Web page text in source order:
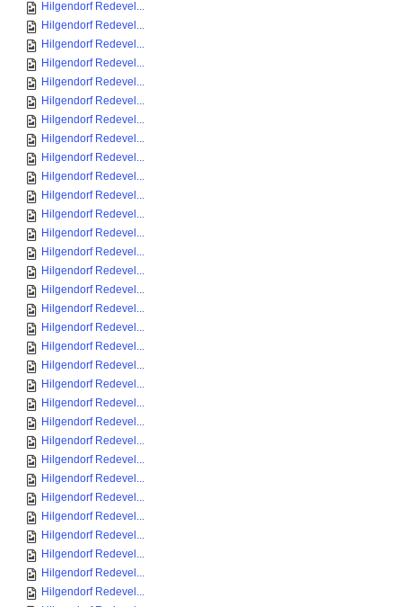
Hilgendorf Redevel...
Hilgendorf Redevel...
Hilgendorf Redevel...
Hilgendorf Redevel...
Hilgendorf Redevel...
Hilgendorf Redevel...
Hilgendorf Redevel...
Hilgendorf Redevel...
Hilgendorf Redevel...
Hilgendorf Redevel...
Hilgendorf Redevel...
Hilgendorf Redevel...
Hilgendorf Redevel...
Hilgendorf Redevel...
Hilgendorf Redevel...
Hilgendorf Redevel...
Hilgendorf Redevel...
Hilgendorf Redevel...
Hilgendorf Redevel...
Hilgendorf Redevel...
Hilgendorf Redevel...
Hilgendorf Redevel...
Hilgendorf Redevel...
Hilgendorf Redevel...
Hilgendorf Redevel...
Hilgendorf Redevel...
Hilgendorf Redevel...
Hilgendorf Redevel...
Hilgendorf Redevel...
Hilgendorf Redevel...
Hilgendorf Redevel...
Hilgendorf Redevel...